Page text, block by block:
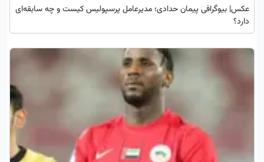
عکس| بیوگرافی پیمان حدادی؛ مدیرعامل پرسپولیس کیست و چه سابقه‌ای
دارد؟